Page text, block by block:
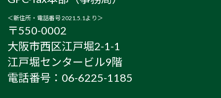
＜新住所・電話番号 2021.5.1より＞
〒550-0002
大阪市西区江戸堀2-1-1
江戸堀センタービル9階
電話番号：06-6225-1185